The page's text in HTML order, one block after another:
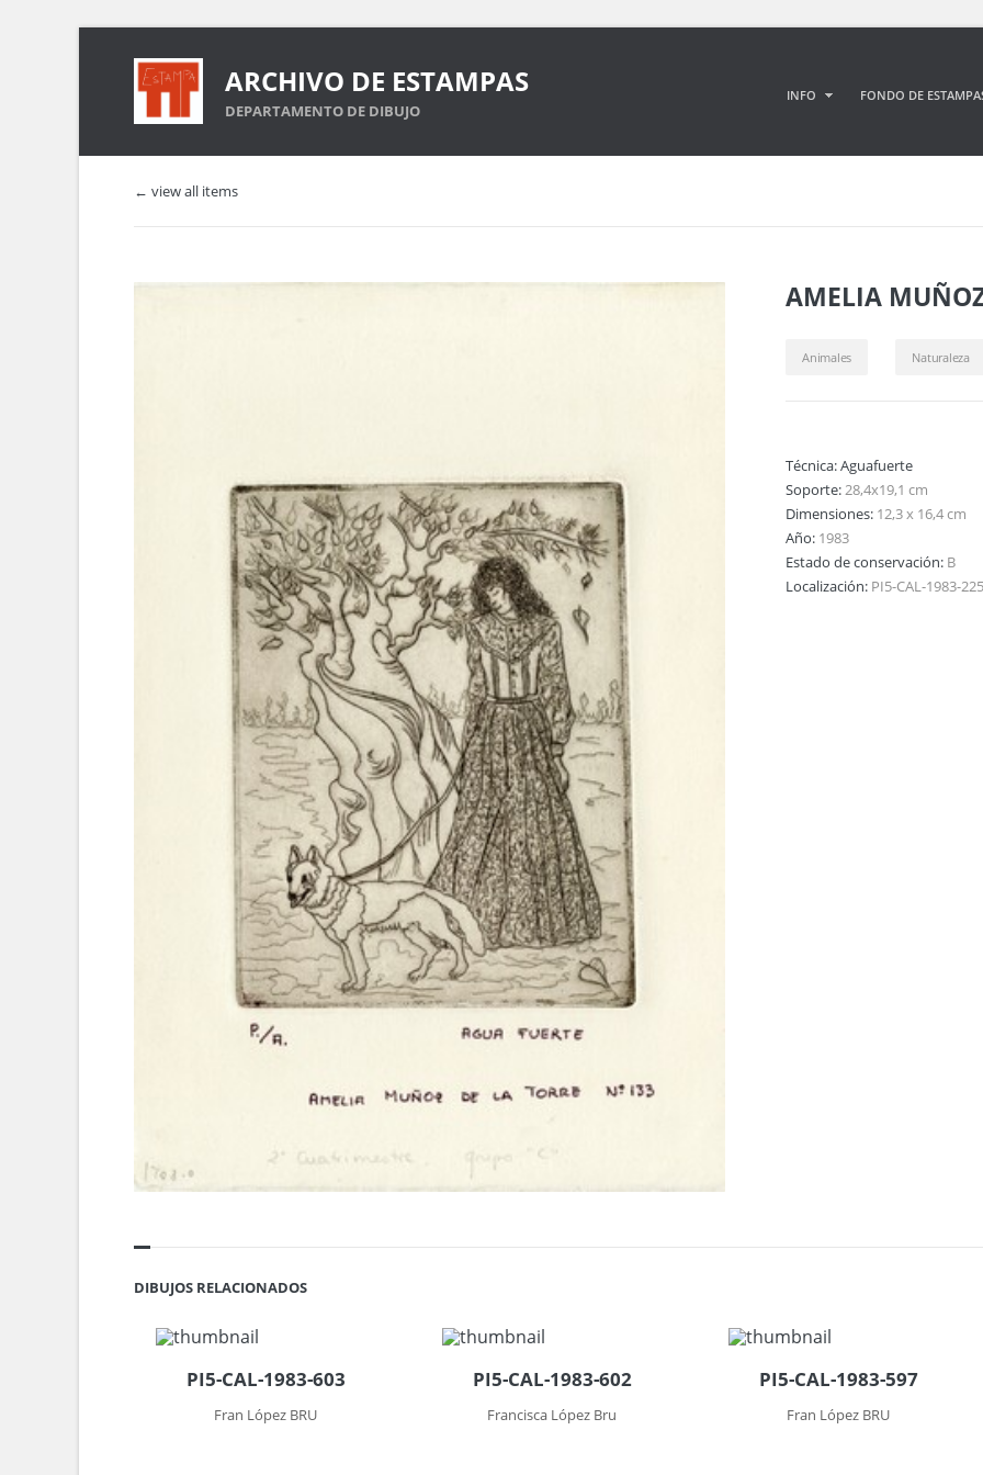
ARCHIVO DE ESTAMPAS
DEPARTAMENTO DE DIBUJO
INFO FONDO DE
← view all items
AMELIA
Animales Naturaleza
Técnica:Aguafuerte
Soporte:28,4x19,1 cm
Dimensiones: 12,3 x 16,4 cm
Año: 1983
Estado de conservación: B
Localización: PI5-CAL-1983-225
DIBUJOS RELACIONADOS
PI5-CAL-1983-603
Fran López BRU
PI5-CAL-1983-602
Francisca López Bru
PI5-CAL-1983-597
Fran López BRU